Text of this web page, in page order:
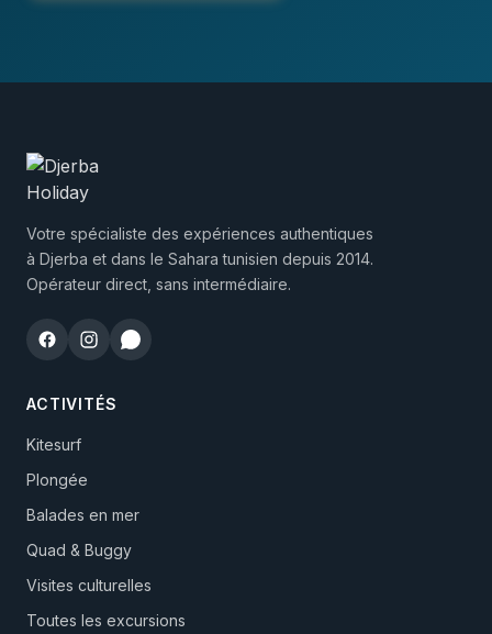
Votre spécialiste des expériences authentiques
à Djerba et dans le Sahara tunisien depuis 2014.
Opérateur direct, sans intermédiaire.
ACTIVITÉS
Kitesurf
Plongée
Balades en mer
Quad & Buggy
Visites culturelles
Toutes les excursions